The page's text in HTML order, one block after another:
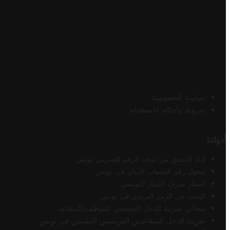
سياسة الخصوصية
شروط وأحكام الاستخدام
أدواتنا
أداة التحقق من صحة الرقم الضريبي تونس
محول رقم الحساب الآيبان في تونس
أسعار صرف الدينار التونسي
البحث عن الرمز البريدي في تونس
محاكي ضريبة الدخل الشخصي للموظف/المتقاعد
ضريبة الدخل للمتقاعدين الفرنسيين المقيمين في تونس